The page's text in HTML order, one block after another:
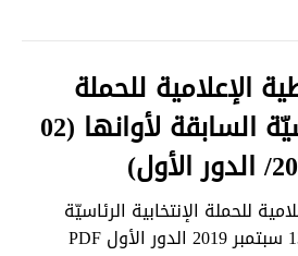
الإعلامية للحملة
الانتخابية الرئاسيّة السابقة لأوانها (02
للحملة الإنتخابية الرئاسيّة